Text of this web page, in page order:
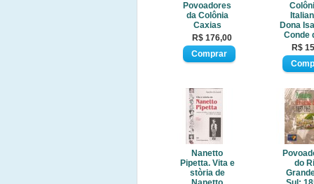
Povoadores
da Colônia
Caxias
R$ 176,00
Dona
Conde
R$
Nanetto
Pipetta. Vita e
stòria de
do